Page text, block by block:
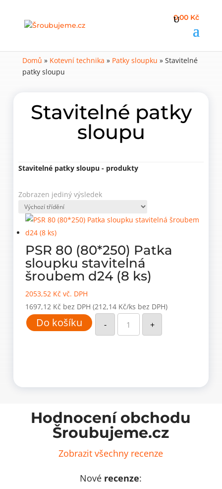
0,00 Kč
Domů » Kotevní technika » Patky sloupku » Stavitelné
patky sloupu
Stavitelné patky
sloupu
Stavitelné patky sloupu - produkty
Zobrazen jediný výsledek
PSR 80 (80*250) Patka
sloupku stavitelná
šroubem d24 (8 ks)
2053,52 Kč vč. DPH
1697,12 Kč bez DPH (212,14 Kč/ks bez DPH)
Do košíku -
PSR
(80*250)
Patka
množství
+
Hodnocení obchodu
Šroubujeme.cz
Zobrazit všechny recenze
Nové recenze: